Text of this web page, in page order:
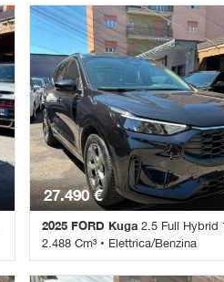
27.490 €
2025 FORD Kuga2.5 Full Hybrid 180 CV CVT
2.488 Cm³ • Elettrica/Benzina
19.450 Km • Cambio Automatico